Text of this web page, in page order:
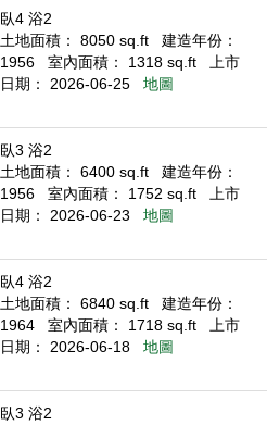
臥4 浴2
土地面積： 8050 sq.ft
建造年份：
1956
室內面積： 1318 sq.ft
上市
日期： 2026-06-25
地圖
臥3 浴2
土地面積： 6400 sq.ft
建造年份：
1956
室內面積： 1752 sq.ft
上市
日期： 2026-06-23
地圖
臥4 浴2
土地面積： 6840 sq.ft
建造年份：
1964
室內面積： 1718 sq.ft
上市
日期： 2026-06-18
地圖
臥3 浴2